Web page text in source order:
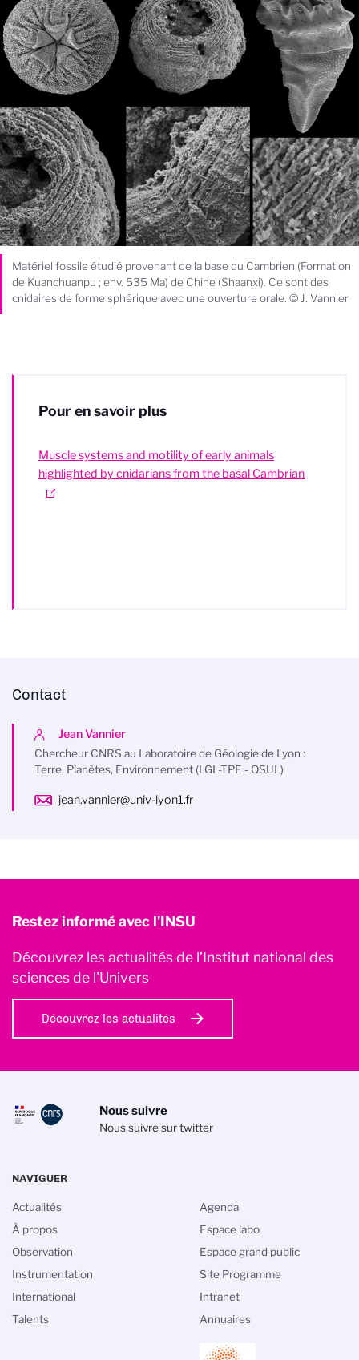
Matériel fossile étudié provenant de la base du Cambrien (Formation
de Kuanchuanpu ; env. 535 Ma) de Chine (Shaanxi). Ce sont des
cnidaires de forme sphérique avec une ouverture orale. © J. Vannier
Pour en savoir plus
Muscle systems and motility of early animals
highlighted by cnidarians from the basal Cambrian
Contact
Jean Vannier
Chercheur CNRS au Laboratoire de Géologie de Lyon :
Terre, Planètes, Environnement (LGL-TPE - OSUL)
jean.vannier@univ-lyon1.fr
Restez informé avec l'INSU
Découvrez les actualités de l’Institut national des
sciences de l'Univers
Découvrez les actualités
Nous suivre
Nous suivre sur twitter
NAVIGUER
Actualités
À propos
Observation
Instrumentation
International
Talents
Agenda
Espace labo
Espace grand public
Site Programme
Intranet
Annuaires